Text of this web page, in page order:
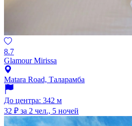
8.7
Glamour Mirissa
Matara Road, Таларамба
До центра: 342 м
32 ₽ за 2 чел., 5 ночей